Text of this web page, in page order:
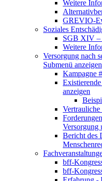
Weitere
GREVIO-
Soziales
SGB XIV –
Weitere
Versorgung nach
Submenü anzeigen
Kampagne
anzeigen
Versorgung
Bericht des
bff-
bff-